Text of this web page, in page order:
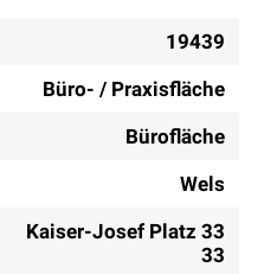
19439
Büro- / Praxisfläche
Bürofläche
Wels
Kaiser-Josef Platz 33
33